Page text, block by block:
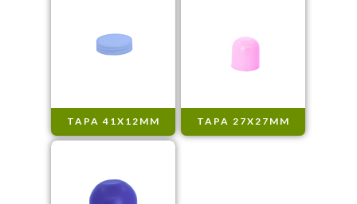
TAPA 41X12MM TAPA 27X27MM